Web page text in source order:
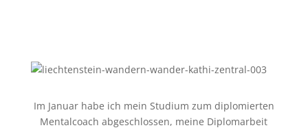
Im Januar habe ich mein Studium zum diplomierten
Mentalcoach abgeschlossen, meine Diplomarbeit